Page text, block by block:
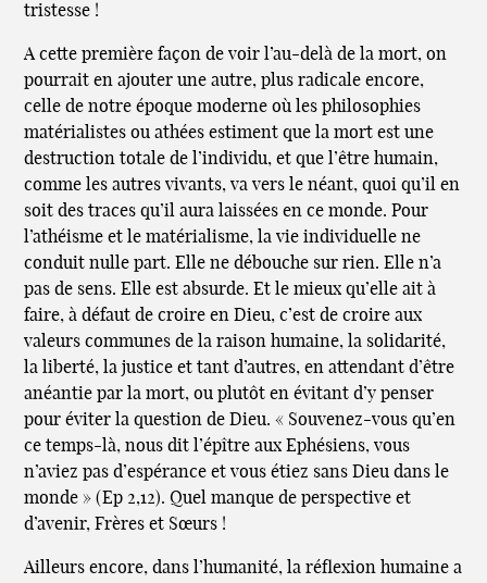
tristesse !
A cette première façon de voir l’au-delà de la mort, on
pourrait en ajouter une autre, plus radicale encore,
celle de notre époque moderne où les philosophies
matérialistes ou athées estiment que la mort est une
destruction totale de l’individu, et que l’être humain,
comme les autres vivants, va vers le néant, quoi qu’il en
soit des traces qu’il aura laissées en ce monde. Pour
l’athéisme et le matérialisme, la vie individuelle ne
conduit nulle part. Elle ne débouche sur rien. Elle n’a
pas de sens. Elle est absurde. Et le mieux qu’elle ait à
faire, à défaut de croire en Dieu, c’est de croire aux
valeurs communes de la raison humaine, la solidarité,
la liberté, la justice et tant d’autres, en attendant d’être
anéantie par la mort, ou plutôt en évitant d’y penser
pour éviter la question de Dieu. « Souvenez-vous qu’en
ce temps-là, nous dit l’épître aux Ephésiens, vous
n’aviez pas d’espérance et vous étiez sans Dieu dans le
monde » (Ep 2,12). Quel manque de perspective et
d’avenir, Frères et Sœurs !
Ailleurs encore, dans l’humanité, la réflexion humaine a